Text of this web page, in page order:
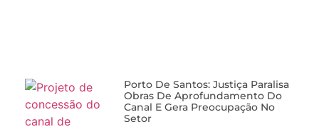
Porto De Santos: Justiça Paralisa
Obras De Aprofundamento Do
Canal E Gera Preocupação No
Setor